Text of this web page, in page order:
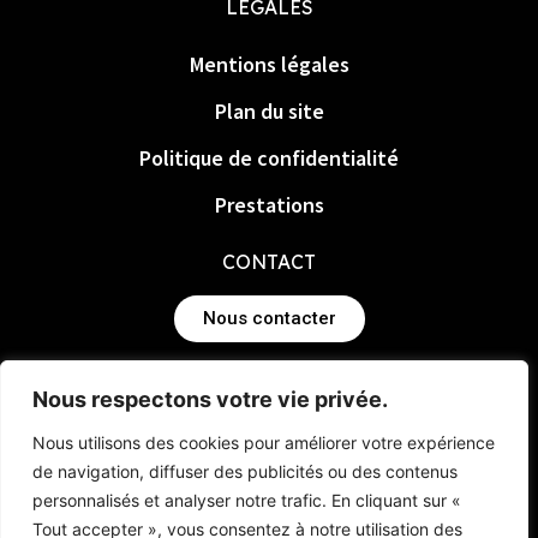
Nous respectons votre vie privée.
Nous utilisons des cookies pour améliorer votre expérience
de navigation, diffuser des publicités ou des contenus
personnalisés et analyser notre trafic. En cliquant sur «
Tout accepter », vous consentez à notre utilisation des
LÉGALES
Mentions légales
Plan du site
Politique de confidentialité
Prestations
CONTACT
Nous contacter